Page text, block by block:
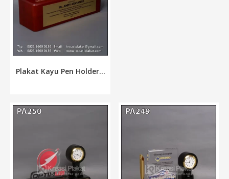
Plakat Kayu Pen Holder...